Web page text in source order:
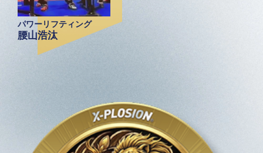
パワーリフティング
腰山浩汰